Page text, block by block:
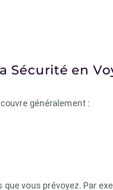
Sécurité en
généralement :
vous prévoyez. Par